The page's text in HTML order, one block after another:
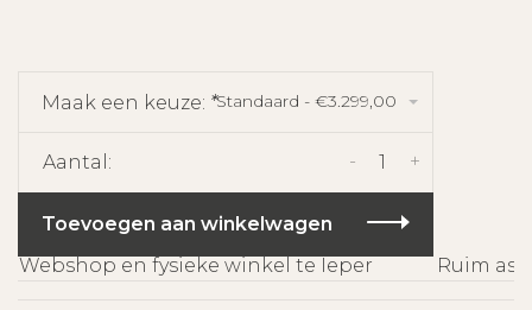
Maak een keuze: *Standaard - €3.299,00
Aantal: +
-
Toevoegen aan winkelwagen
Webshop en fysieke winkel te Ieper
Ruim